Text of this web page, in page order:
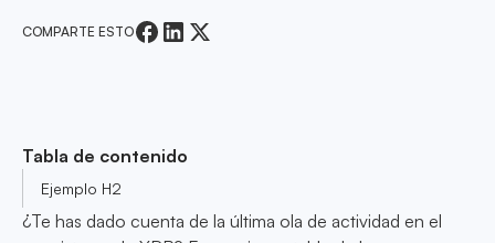
COMPARTE ESTO
Tabla de contenido
Ejemplo H2
¿Te has dado cuenta de la última ola de actividad en el